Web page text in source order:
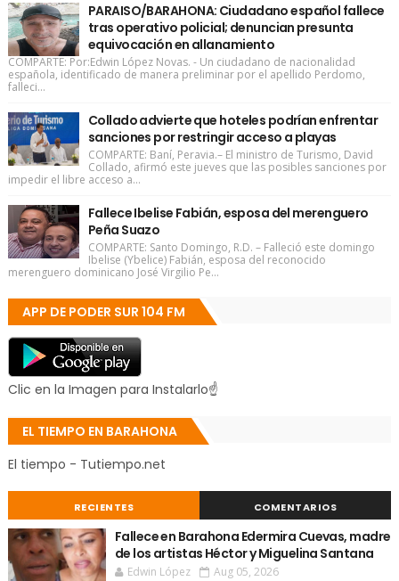
PARAISO/BARAHONA: Ciudadano español fallece
tras operativo policial; denuncian presunta
equivocación en allanamiento
COMPARTE: Por:Edwin López Novas. - Un ciudadano de nacionalidad
española, identificado de manera preliminar por el apellido Perdomo,
falleci...
Collado advierte que hoteles podrían enfrentar
sanciones por restringir acceso a playas
COMPARTE: Baní, Peravia.– El ministro de Turismo, David
Collado, afirmó este jueves que las posibles sanciones por
impedir el libre acceso a...
Fallece Ibelise Fabián, esposa del merenguero
Peña Suazo
COMPARTE: Santo Domingo, R.D. – Falleció este domingo
Ibelise (Ybelice) Fabián, esposa del reconocido
merenguero dominicano José Virgilio Pe...
APP DE PODER SUR 104 FM
Clic en la Imagen para Instalarlo☝
EL TIEMPO EN BARAHONA
El tiempo - Tutiempo.net
RECIENTES COMENTARIOS
Fallece en Barahona Edermira Cuevas, madre
de los artistas Héctor y Miguelina Santana
Edwin López Aug 05, 2026